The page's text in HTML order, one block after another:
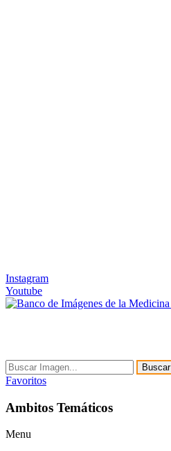
Instagram
Youtube
Buscar
Favoritos
Ambitos Temáticos
Menu